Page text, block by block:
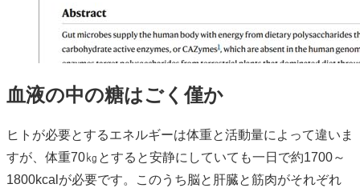
血液の中の糖はごく僅か
ヒトが必要とするエネルギーは体重と活動量によって違いま
すが、体重70㎏とすると安静にしていても一日で約1700～
1800kcalが必要です。このうち脳と肝臓と筋肉がそれぞれ